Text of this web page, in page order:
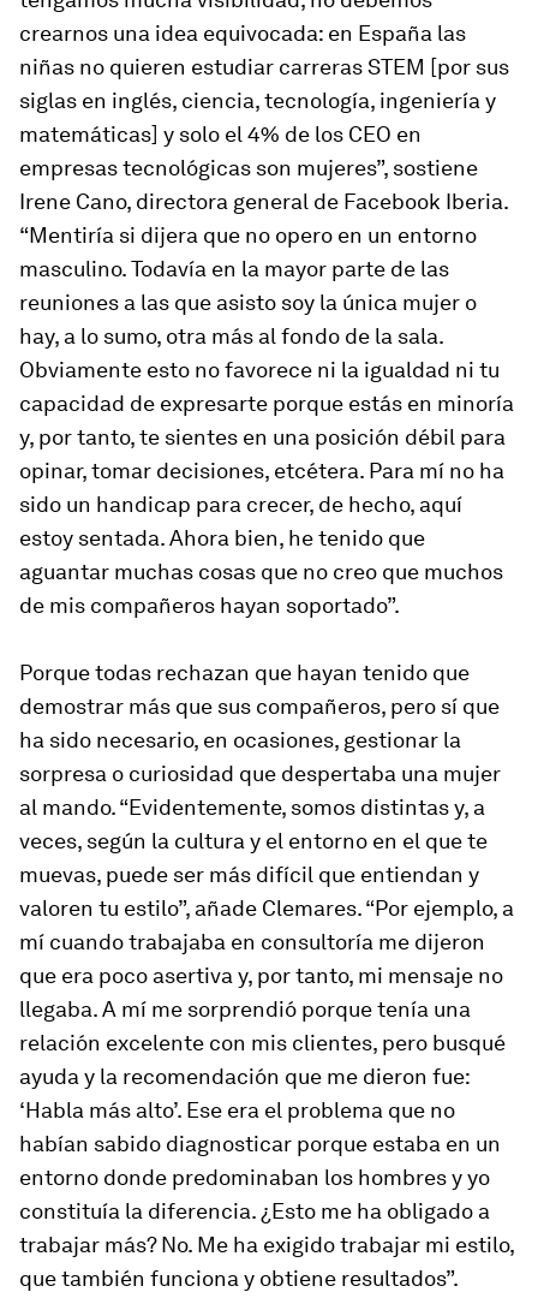
crearnos una idea equivocada: en España las
niñas no quieren estudiar carreras STEM [por sus
siglas en inglés, ciencia, tecnología, ingeniería y
matemáticas] y solo el 4% de los CEO en
empresas tecnológicas son mujeres”, sostiene
Irene Cano, directora general de Facebook Iberia.
“Mentiría si dijera que no opero en un entorno
masculino. Todavía en la mayor parte de las
reuniones a las que asisto soy la única mujer o
hay, a lo sumo, otra más al fondo de la sala.
Obviamente esto no favorece ni la igualdad ni tu
capacidad de expresarte porque estás en minoría
y, por tanto, te sientes en una posición débil para
opinar, tomar decisiones, etcétera. Para mí no ha
sido un handicap para crecer, de hecho, aquí
estoy sentada. Ahora bien, he tenido que
aguantar muchas cosas que no creo que muchos
de mis compañeros hayan soportado”.
Porque todas rechazan que hayan tenido que
demostrar más que sus compañeros, pero sí que
ha sido necesario, en ocasiones, gestionar la
sorpresa o curiosidad que despertaba una mujer
al mando. “Evidentemente, somos distintas y, a
veces, según la cultura y el entorno en el que te
muevas, puede ser más difícil que entiendan y
valoren tu estilo”, añade Clemares. “Por ejemplo, a
mí cuando trabajaba en consultoría me dijeron
que era poco asertiva y, por tanto, mi mensaje no
llegaba. A mí me sorprendió porque tenía una
relación excelente con mis clientes, pero busqué
ayuda y la recomendación que me dieron fue:
‘Habla más alto’. Ese era el problema que no
habían sabido diagnosticar porque estaba en un
entorno donde predominaban los hombres y yo
constituía la diferencia. ¿Esto me ha obligado a
trabajar más? No. Me ha exigido trabajar mi estilo,
que también funciona y obtiene resultados”.